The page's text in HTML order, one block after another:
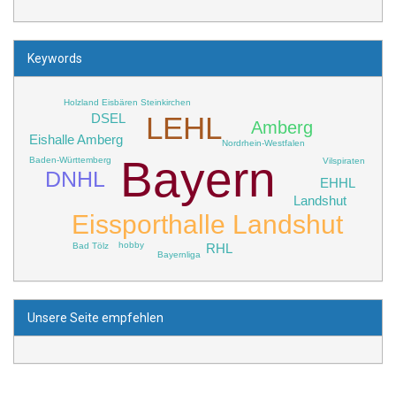
Keywords
Bayern
LEHL
Eissporthalle Landshut
DNHL
Amberg
Landshut
RHL
Eishalle Amberg
EHHL
DSEL
Nordrhein-Westfalen
Baden-Württemberg
hobby
Bayernliga
Vilspiraten
Holzland Eisbären Steinkirchen
Bad Tölz
Unsere Seite empfehlen